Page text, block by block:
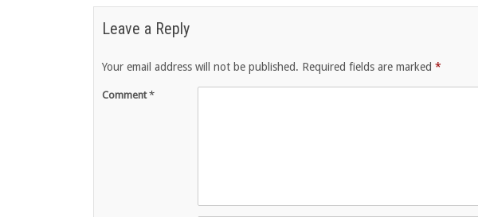
Leave a Reply
Your email address will not be published. Required fields are marked *
Comment*